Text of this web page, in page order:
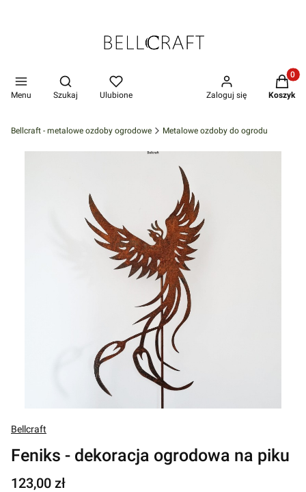
Menu
Otwórz wyszukiwarkę
Szukaj Ulubione Zaloguj się Koszyk
Bellcraft - metalowe ozdoby ogrodowe Metalowe ozdoby do ogrodu
Bellcraft
Feniks - dekoracja ogrodowa na piku
Cena
123,00 zł